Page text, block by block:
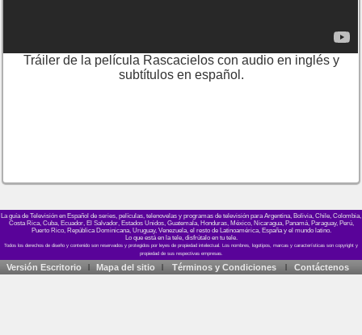
Tráiler de la película Rascacielos con audio en inglés y
subtítulos en español.
La guía de Televisión en Español de series, películas, telenovelas y programas de televisión para Argentina, Bolivia, Chile, Colombia,
Costa Rica, Cuba, Ecuador, El Salvador, Estados Unidos, Guatemala, Honduras, México, Nicaragua, Panamá, Paraguay, Perú,
Puerto Rico, República Dominicana, Uruguay, Venezuela, el resto de Latinoamérica, España y el mundo latino.
Lo que está en la tele, disfrútalo en tu tele.
Versión Escritorio Mapa del sitio Términos y Condiciones Contáctenos